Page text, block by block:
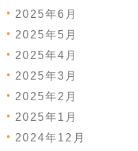
2025年6月
2025年5月
2025年4月
2025年3月
2025年2月
2025年1月
2024年12月